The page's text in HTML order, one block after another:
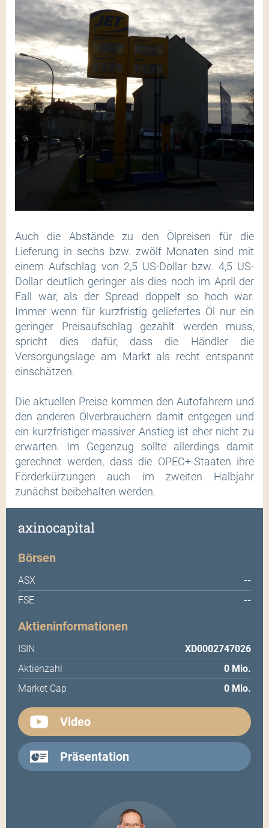
Auch die Abstände zu den Ölpreisen für die
Lieferung in sechs bzw. zwölf Monaten sind mit
einem Aufschlag von 2,5 US-Dollar bzw. 4,5 US-
Dollar deutlich geringer als dies noch im April der
Fall war, als der Spread doppelt so hoch war.
Immer wenn für kurzfristig geliefertes Öl nur ein
geringer Preisaufschlag gezahlt werden muss,
spricht dies dafür, dass die Händler die
Versorgungslage am Markt als recht entspannt
einschätzen.
Die aktuellen Preise kommen den Autofahrern und
den anderen Ölverbrauchern damit entgegen und
ein kurzfristiger massiver Anstieg ist eher nicht zu
erwarten. Im Gegenzug sollte allerdings damit
gerechnet werden, dass die OPEC+-Staaten ihre
Förderkürzungen auch im zweiten Halbjahr
zunächst beibehalten werden.
axinocapital
Börsen
ASX
--
FSE
--
Aktieninformationen
ISIN
XD0002747026
Aktienzahl
0 Mio.
Market Cap
0 Mio.
Video
Präsentation